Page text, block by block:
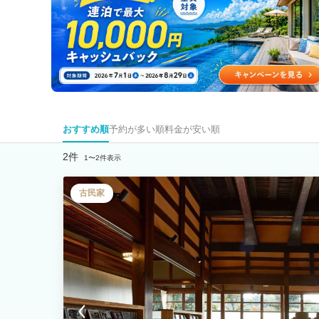
おすすめ順予約が多い順料金が安い順
2件 1〜2件表示
古民家